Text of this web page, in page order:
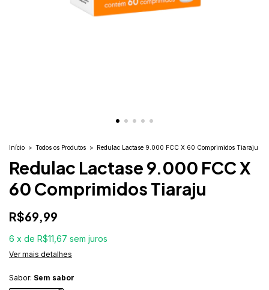
Início > Todos os Produtos > Redulac Lactase 9.000 FCC X 60 Comprimidos Tiaraju
Redulac Lactase 9.000 FCC X
60 Comprimidos Tiaraju
R$69,99
6 x de R$11,67 sem juros
Ver mais detalhes
Sabor: Sem sabor